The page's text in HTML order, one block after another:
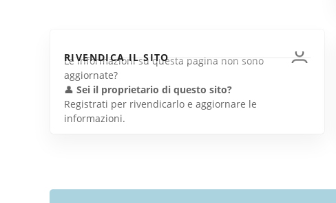
RIVENDICA IL SITO
Le informazioni su questa pagina non sono
aggiornate?
👤 Sei il proprietario di questo sito?
Registrati per rivendicarlo e aggiornare le
informazioni.